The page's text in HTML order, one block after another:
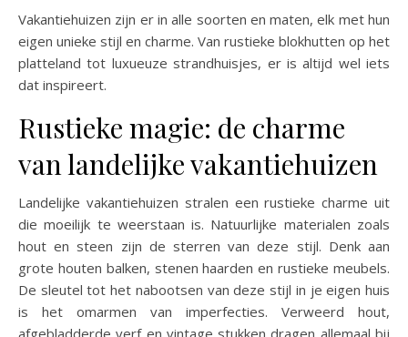
Vakantiehuizen zijn er in alle soorten en maten, elk met hun
eigen unieke stijl en charme. Van rustieke blokhutten op het
platteland tot luxueuze strandhuisjes, er is altijd wel iets
dat inspireert.
Rustieke magie: de charme
van landelijke vakantiehuizen
Landelijke vakantiehuizen stralen een rustieke charme uit
die moeilijk te weerstaan is. Natuurlijke materialen zoals
hout en steen zijn de sterren van deze stijl. Denk aan
grote houten balken, stenen haarden en rustieke meubels.
De sleutel tot het nabootsen van deze stijl in je eigen huis
is het omarmen van imperfecties. Verweerd hout,
afgebladderde verf en vintage stukken dragen allemaal bij